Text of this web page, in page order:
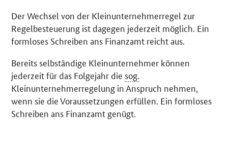
Der Wechsel von der Kleinunternehmerregel zur
Regelbesteuerung ist dagegen jederzeit möglich. Ein
formloses Schreiben ans Finanzamt reicht aus.
Bereits selbständige Kleinunternehmer können
jederzeit für das Folgejahr die sog.
Kleinunternehmerregelung in Anspruch nehmen,
wenn sie die Voraussetzungen erfüllen. Ein formloses
Schreiben ans Finanzamt genügt.